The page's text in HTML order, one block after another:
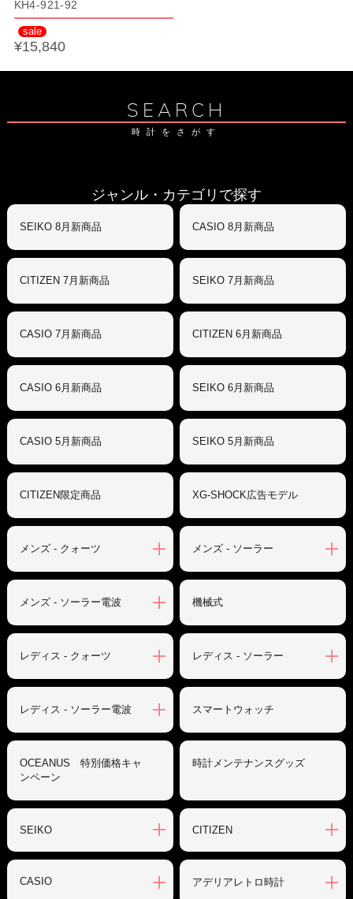
KH4-921-92
sale
¥15,840
SEARCH
時計をさがす
ジャンル・カテゴリで探す
SEIKO 8月新商品 CASIO 8月新商品
CITIZEN 7月新商品 SEIKO 7月新商品
CASIO 7月新商品 CITIZEN 6月新商品
CASIO 6月新商品 SEIKO 6月新商品
CASIO 5月新商品 SEIKO 5月新商品
CITIZEN限定商品 XG-SHOCK広告モデル
メンズ - クォーツ メンズ - ソーラー
メンズ - ソーラー電波 機械式
レディス - クォーツ レディス - ソーラー
レディス - ソーラー電波 スマートウォッチ
OCEANUS 特別価格キャ
ンペーン
時計メンテナンスグッズ
SEIKO CITIZEN
CASIO アデリアレトロ時計